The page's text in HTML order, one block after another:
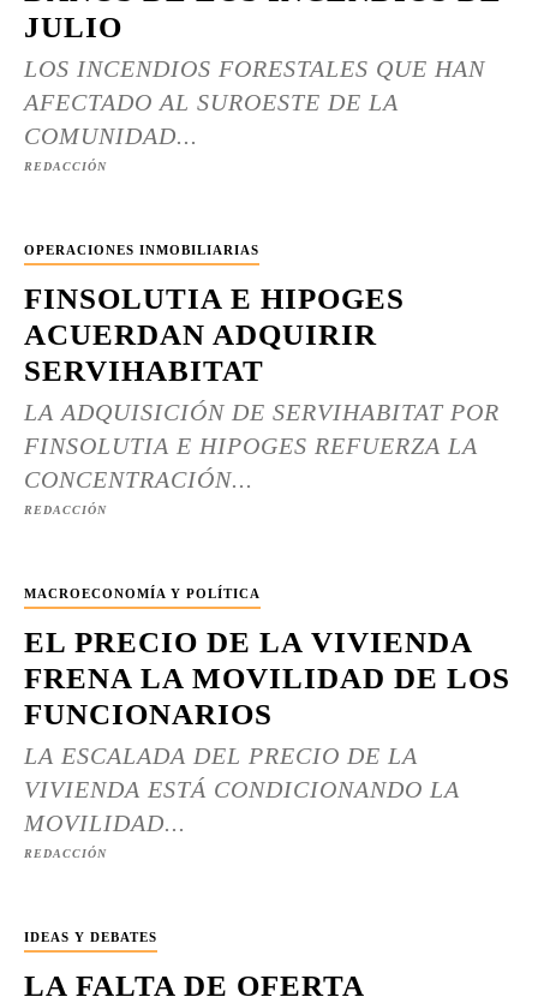
JULIO
LOS INCENDIOS FORESTALES QUE HAN
AFECTADO AL SUROESTE DE LA
COMUNIDAD...
REDACCIÓN
OPERACIONES INMOBILIARIAS
FINSOLUTIA E HIPOGES
ACUERDAN ADQUIRIR
SERVIHABITAT
LA ADQUISICIÓN DE SERVIHABITAT POR
FINSOLUTIA E HIPOGES REFUERZA LA
CONCENTRACIÓN...
REDACCIÓN
MACROECONOMÍA Y POLÍTICA
EL PRECIO DE LA VIVIENDA
FRENA LA MOVILIDAD DE LOS
FUNCIONARIOS
LA ESCALADA DEL PRECIO DE LA
VIVIENDA ESTÁ CONDICIONANDO LA
MOVILIDAD...
REDACCIÓN
IDEAS Y DEBATES
LA FALTA DE OFERTA